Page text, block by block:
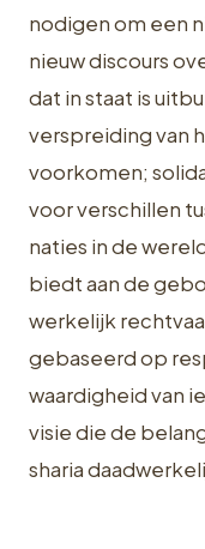
nodigen om een
nieuw discours
dat in staat is
verspreiding van
voorkomen;
voor verschillen
naties in de
biedt aan de
werkelijk
gebaseerd op
waardigheid van
visie die de
sharia